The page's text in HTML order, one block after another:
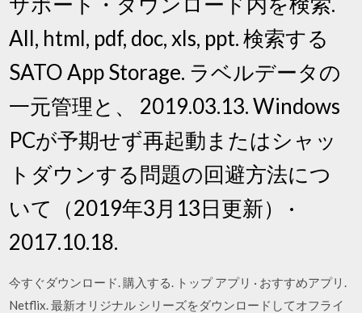
All, html, pdf, doc, xls, ppt. 検索する
SATO App Storage. ラベルデータの
一元管理と、 2019.03.13. Windows
PCが予期せず再起動またはシャッ
トダウンする問題の回避方法につ
いて（2019年3月13日更新） ·
2017.10.18.
今すぐダウンロード. 購入する. トップ アプリ · おすすめアプリ.
Netflix. 最新オリジナル シリーズをダウンロードしてオフライ